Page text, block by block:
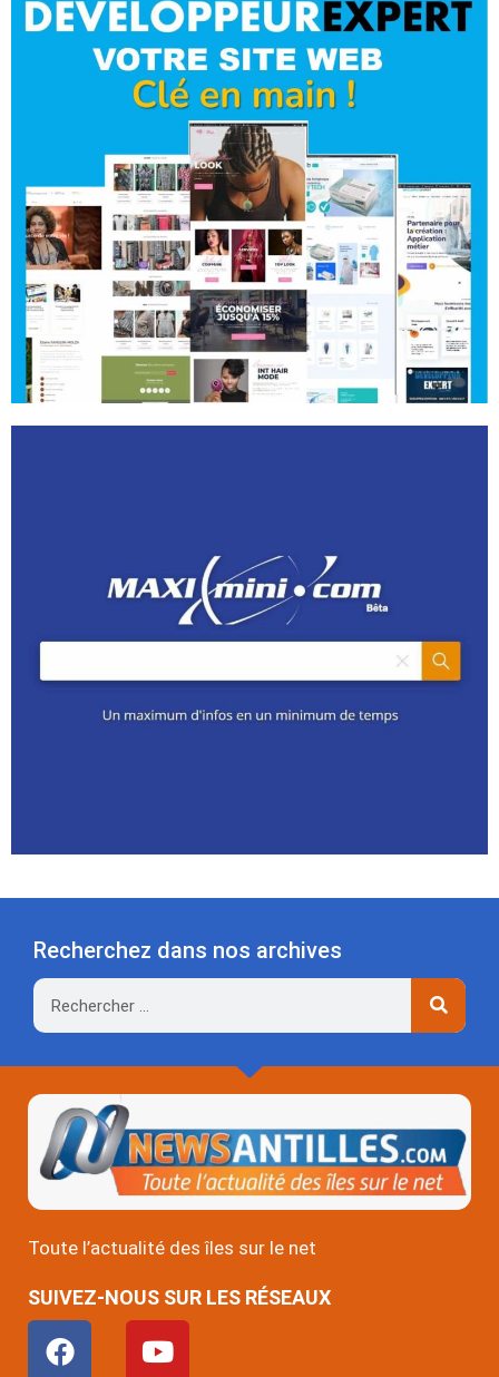
Recherchez dans nos archives
Rechercher
Toute l’actualité des îles sur le net
SUIVEZ-NOUS SUR LES RÉSEAUX
F
a
Y
o